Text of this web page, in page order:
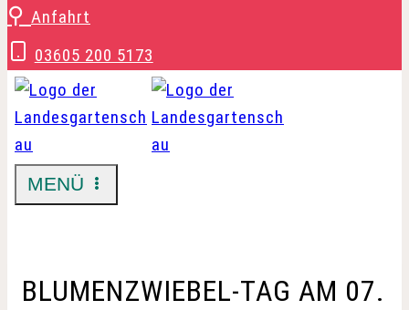
Zum
Inhalt
springen
⚲ Anfahrt
03605 200 5173
MENÜ
BLUMENZWIEBEL-TAG AM 07.